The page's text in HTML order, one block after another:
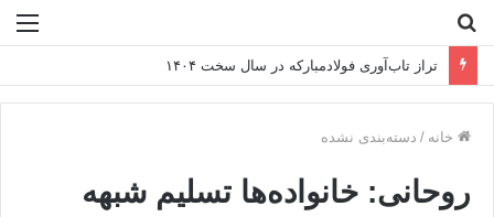
برای
تراز تاب‌آوری فولادمبارکه در سال سخت ۱۴۰۴
خانه / دسته‌بندی نشده
روحانی: خانواده‌ها تسلیم شبهه